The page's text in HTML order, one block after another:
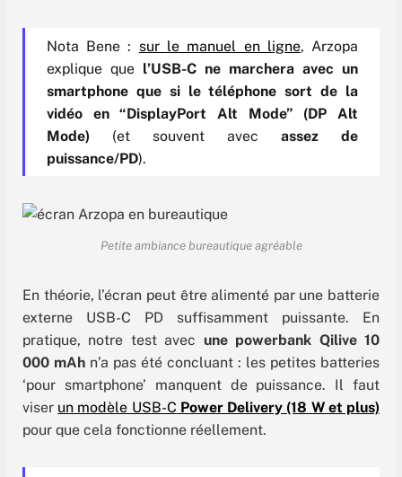
Nota Bene : sur le manuel en ligne, Arzopa
explique que l’USB-C ne marchera avec un
smartphone que si le téléphone sort de la
vidéo en “DisplayPort Alt Mode” (DP Alt
Mode) (et souvent avecassez de
puissance/PD).
Petite ambiance bureautique agréable
En théorie, l’écran peut être alimenté par une batterie
externe USB-C PD suffisamment puissante. En
pratique, notre test avec une powerbank Qilive 10
000 mAh n’a pas été concluant : les petites batteries
‘pour smartphone’ manquent de puissance. Il faut
viser un modèle USB-C Power Delivery (18 W et plus)
pour que cela fonctionne réellement.